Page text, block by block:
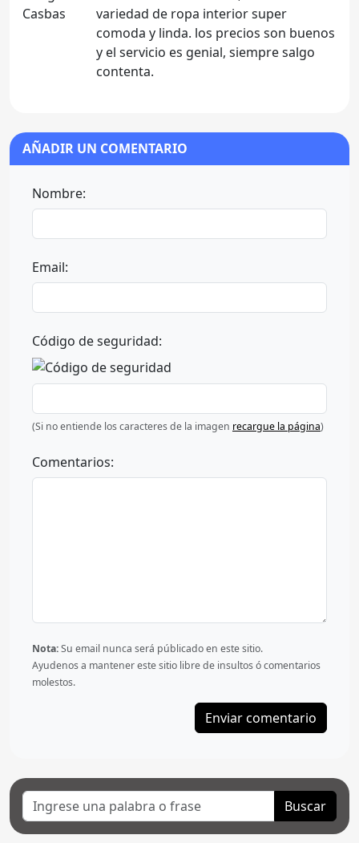
variedad de ropa interior super
comoda y linda. los precios son buenos
y el servicio es genial, siempre salgo
contenta.
AÑADIR UN COMENTARIO
Nombre:
Email:
Código de seguridad:
(Si no entiende los caracteres de la imagen recargue la página)
Comentarios:
Nota:Su email nunca será públicado en este sitio.
Ayudenos a mantener este sitio libre de insultos ó comentarios
molestos.
Buscar